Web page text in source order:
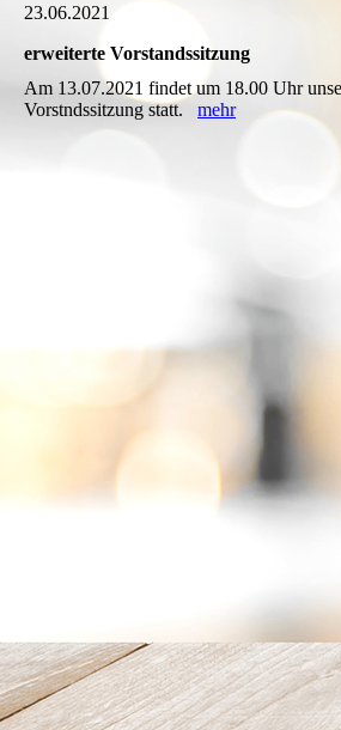
23.06.2021
erweiterte Vorstandssitzung
Am 13.07.2021 findet um 18.00 Uhr
Vorstndssitzung statt. mehr